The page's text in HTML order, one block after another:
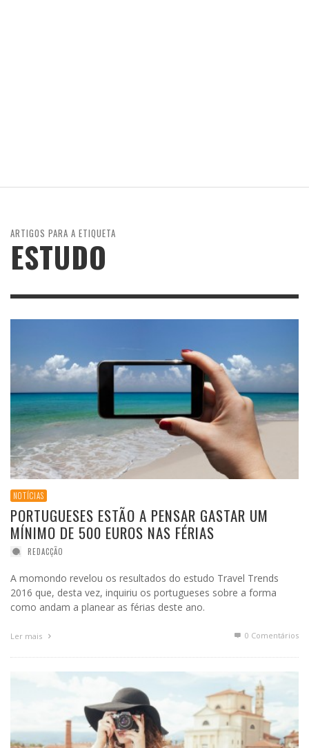
ARTIGOS PARA A ETIQUETA
ESTUDO
NOTÍCIAS
PORTUGUESES ESTÃO A PENSAR GASTAR UM
MÍNIMO DE 500 EUROS NAS FÉRIAS
REDACÇÃO
A momondo revelou os resultados do estudo Travel Trends
2016 que, desta vez, inquiriu os portugueses sobre a forma
como andam a planear as férias deste ano.
Ler mais 0 Comentários